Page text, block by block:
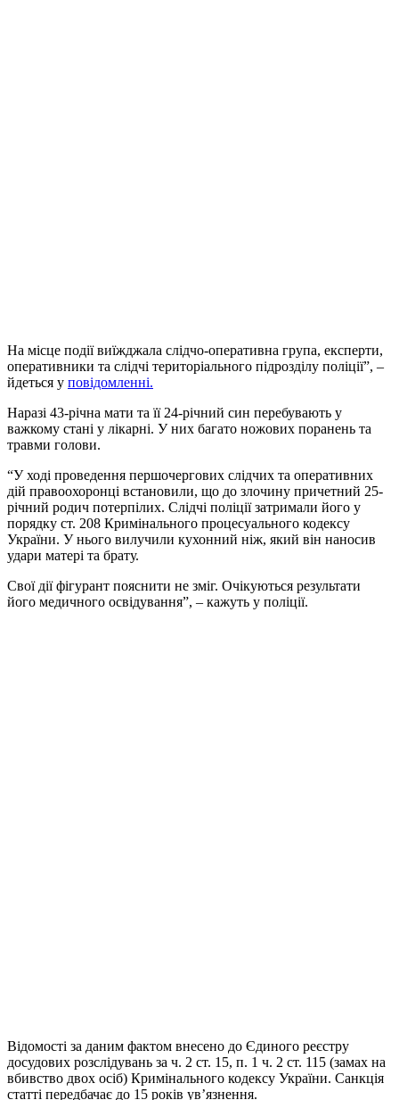
На місце події виїжджала слідчо-оперативна група, експерти,
оперативники та слідчі територіального підрозділу поліції”, –
йдеться у повідомленні.
Наразі 43-річна мати та її 24-річний син перебувають у
важкому стані у лікарні. У них багато ножових поранень та
травми голови.
“У ході проведення першочергових слідчих та оперативних
дій правоохоронці встановили, що до злочину причетний 25-
річний родич потерпілих. Слідчі поліції затримали його у
порядку ст. 208 Кримінального процесуального кодексу
України. У нього вилучили кухонний ніж, який він наносив
удари матері та брату.
Свої дії фігурант пояснити не зміг. Очікуються результати
його медичного освідування”, – кажуть у поліції.
Відомості за даним фактом внесено до Єдиного реєстру
досудових розслідувань за ч. 2 ст. 15, п. 1 ч. 2 ст. 115 (замах на
вбивство двох осіб) Кримінального кодексу України. Санкція
статті передбачає до 15 років ув’язнення.